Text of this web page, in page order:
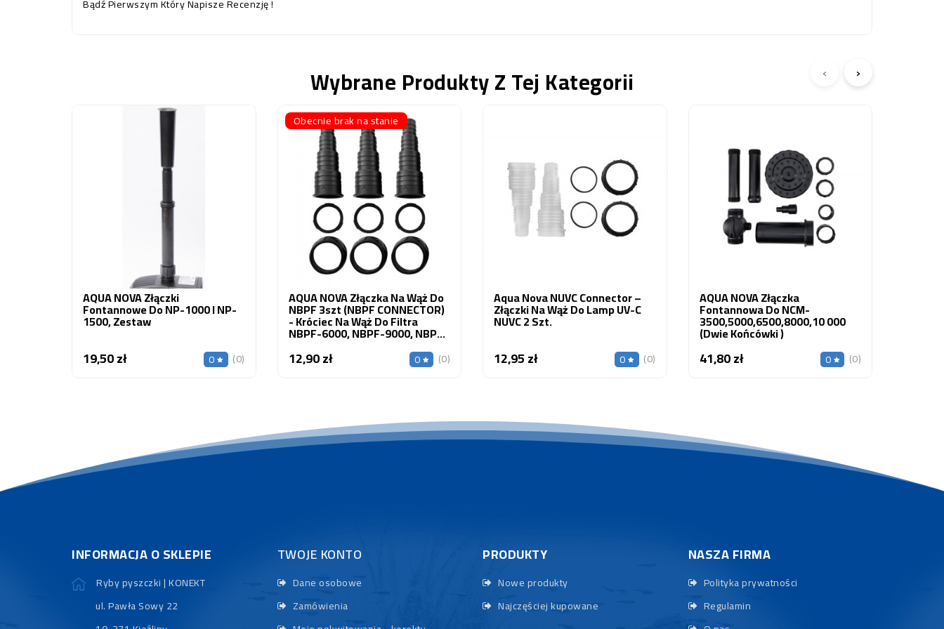
Bądź Pierwszym Który Napisze Recenzję !
Wybrane Produkty Z Tej Kategorii
AQUA NOVA Złączki
Fontannowe Do NP-1000 I NP-
1500, Zestaw
19,50 złCena 0 (0)
Obecnie brak na stanie
AQUA NOVA Złączka Na Wąż Do
NBPF 3szt (NBPF CONNECTOR)
- Króciec Na Wąż Do Filtra
NBPF-6000, NBPF-9000, NBPF-
12000, NBPF-15000
12,90 złCena 0 (0)
Aqua Nova NUVC Connector –
Złączki Na Wąż Do Lamp UV-C
NUVC 2 Szt.
12,95 złCena 0 (0)
AQUA NOVA Złączka
Fontannowa Do NCM-
3500,5000,6500,8000,10 000
(dwie Końcówki )
41,80 złCena 0 (0)
‹ ›
INFORMACJA O SKLEPIE
Ryby pyszczki | KONEKT
ul. Pawła Sowy 22
TWOJE KONTO
Dane osobowe
Zamówienia
PRODUKTY
Nowe produkty
Najczęściej kupowane
NASZA FIRMA
Polityka prywatności
Regulamin